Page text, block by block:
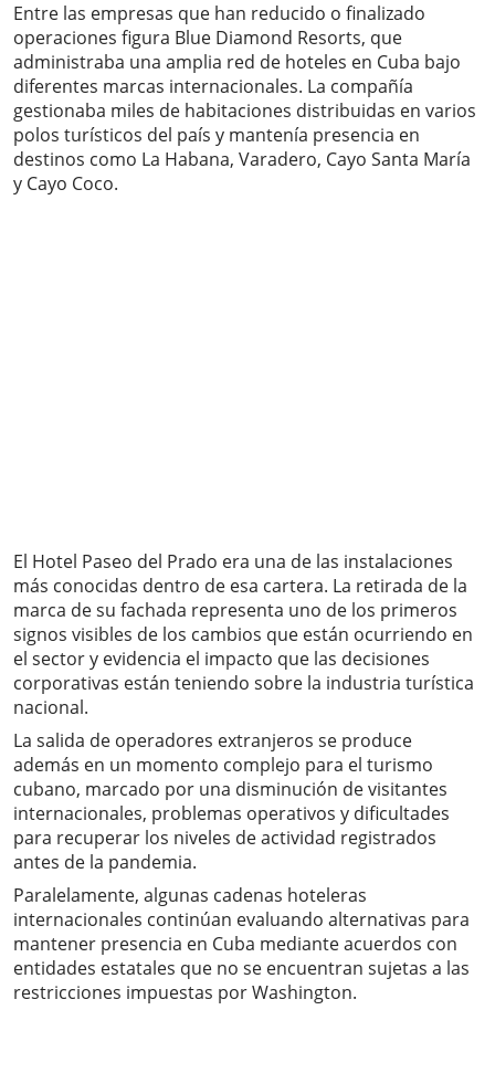
Entre las empresas que han reducido o finalizado
operaciones figura Blue Diamond Resorts, que
administraba una amplia red de hoteles en Cuba bajo
diferentes marcas internacionales. La compañía
gestionaba miles de habitaciones distribuidas en varios
polos turísticos del país y mantenía presencia en
destinos como La Habana, Varadero, Cayo Santa María
y Cayo Coco.
El Hotel Paseo del Prado era una de las instalaciones
más conocidas dentro de esa cartera. La retirada de la
marca de su fachada representa uno de los primeros
signos visibles de los cambios que están ocurriendo en
el sector y evidencia el impacto que las decisiones
corporativas están teniendo sobre la industria turística
nacional.
La salida de operadores extranjeros se produce
además en un momento complejo para el turismo
cubano, marcado por una disminución de visitantes
internacionales, problemas operativos y dificultades
para recuperar los niveles de actividad registrados
antes de la pandemia.
Paralelamente, algunas cadenas hoteleras
internacionales continúan evaluando alternativas para
mantener presencia en Cuba mediante acuerdos con
entidades estatales que no se encuentran sujetas a las
restricciones impuestas por Washington.